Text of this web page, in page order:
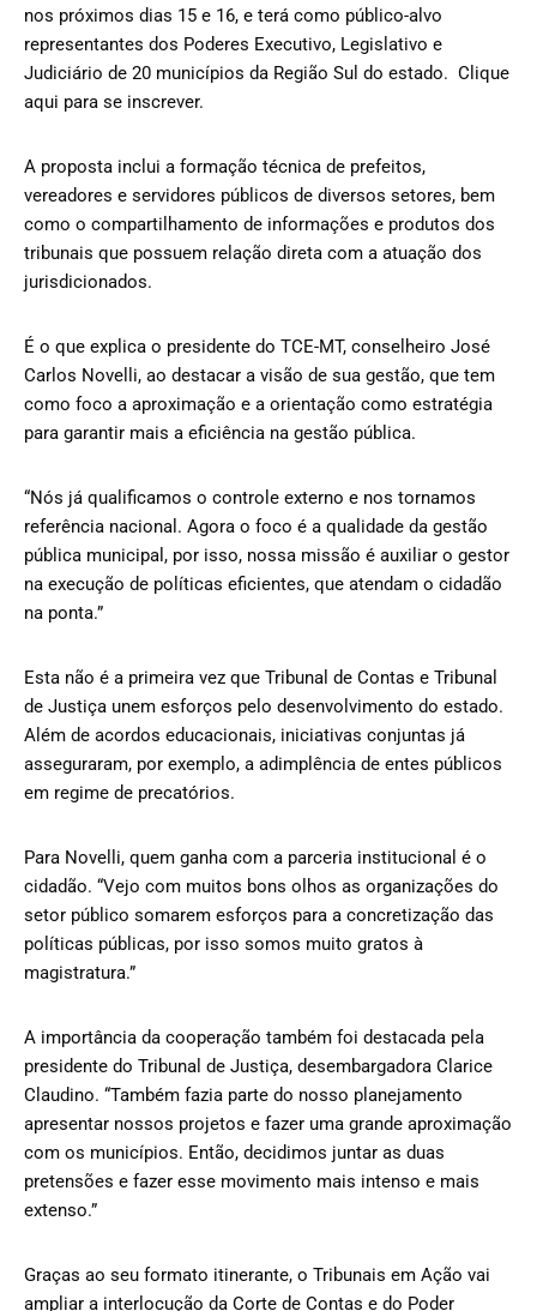
nos próximos dias 15 e 16, e terá como público-alvo
representantes dos Poderes Executivo, Legislativo e
Judiciário de 20 municípios da Região Sul do estado. Clique
aqui para se inscrever.
A proposta inclui a formação técnica de prefeitos,
vereadores e servidores públicos de diversos setores, bem
como o compartilhamento de informações e produtos dos
tribunais que possuem relação direta com a atuação dos
jurisdicionados.
É o que explica o presidente do TCE-MT, conselheiro José
Carlos Novelli, ao destacar a visão de sua gestão, que tem
como foco a aproximação e a orientação como estratégia
para garantir mais a eficiência na gestão pública.
“Nós já qualificamos o controle externo e nos tornamos
referência nacional. Agora o foco é a qualidade da gestão
pública municipal, por isso, nossa missão é auxiliar o gestor
na execução de políticas eficientes, que atendam o cidadão
na ponta.”
Esta não é a primeira vez que Tribunal de Contas e Tribunal
de Justiça unem esforços pelo desenvolvimento do estado.
Além de acordos educacionais, iniciativas conjuntas já
asseguraram, por exemplo, a adimplência de entes públicos
em regime de precatórios.
Para Novelli, quem ganha com a parceria institucional é o
cidadão. “Vejo com muitos bons olhos as organizações do
setor público somarem esforços para a concretização das
políticas públicas, por isso somos muito gratos à
magistratura.”
A importância da cooperação também foi destacada pela
presidente do Tribunal de Justiça, desembargadora Clarice
Claudino. “Também fazia parte do nosso planejamento
apresentar nossos projetos e fazer uma grande aproximação
com os municípios. Então, decidimos juntar as duas
pretensões e fazer esse movimento mais intenso e mais
extenso.”
Graças ao seu formato itinerante, o Tribunais em Ação vai
ampliar a interlocução da Corte de Contas e do Poder